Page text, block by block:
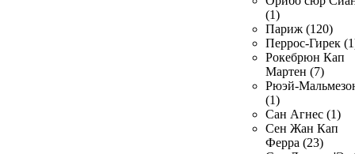
(1)
Париж (120)
Перрос-Гирек
Рокебрюн Кап
Мартен (7)
Рюэй-
(1)
Сан Агнес (1)
Сен Жан Кап
Ферра (23)